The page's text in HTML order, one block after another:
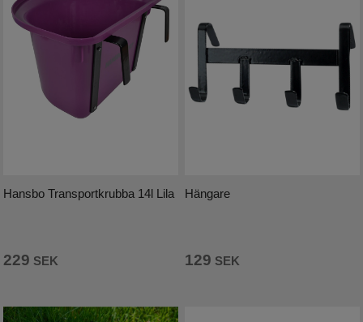
Reflexer
Hästvård
Fodertillskott
För ryttaren
Hund
Hansbo Transportkrubba 14l Lila
229 SEK
Hängare
129 SEK